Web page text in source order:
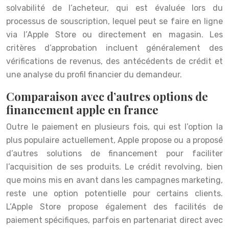
solvabilité de l’acheteur, qui est évaluée lors du
processus de souscription, lequel peut se faire en ligne
via l’Apple Store ou directement en magasin. Les
critères d’approbation incluent généralement des
vérifications de revenus, des antécédents de crédit et
une analyse du profil financier du demandeur.
Comparaison avec d’autres options de
financement apple en france
Outre le paiement en plusieurs fois, qui est l’option la
plus populaire actuellement, Apple propose ou a proposé
d’autres solutions de financement pour faciliter
l’acquisition de ses produits. Le crédit revolving, bien
que moins mis en avant dans les campagnes marketing,
reste une option potentielle pour certains clients.
L’Apple Store propose également des facilités de
paiement spécifiques, parfois en partenariat direct avec